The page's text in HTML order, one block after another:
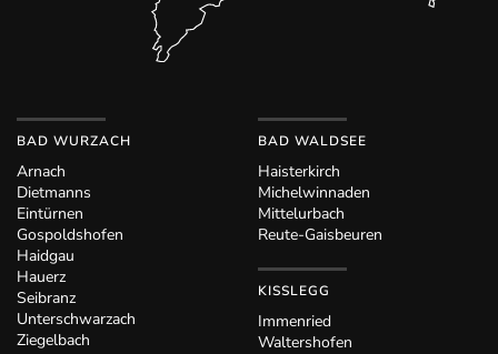
BAD WURZACH
Arnach
Dietmanns
Eintürnen
Gospoldshofen
Haidgau
Hauerz
Seibranz
Unterschwarzach
Ziegelbach
BAD WALDSEE
Haisterkirch
Michelwinnaden
Mittelurbach
Reute-Gaisbeuren
KISSLEGG
Immenried
Waltershofen